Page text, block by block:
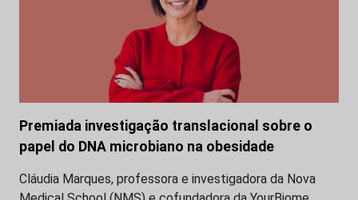
Premiada investigação translacional sobre o
papel do DNA microbiano na obesidade
Cláudia Marques, professora e investigadora da Nova